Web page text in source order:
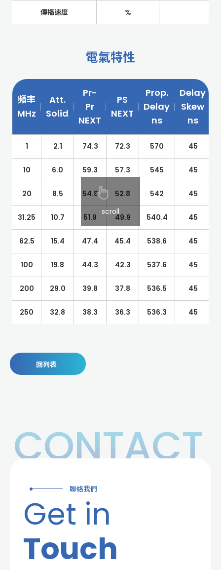
傳播速度 %
電氣特性
scroll
頻率
MHz
Att.
Solid
Pr-
Pr
NEXT
PS
NEXT
Prop.
Delay
ns
Delay
Skew
ns
1 2.1 74.3 72.3 570 45
10 6.0 59.3 57.3 545 45
20 8.5 54.8 52.8 542 45
31.25 10.7 51.9 49.9 540.4 45
62.5 15.4 47.4 45.4 538.6 45
100 19.8 44.3 42.3 537.6 45
200 29.0 39.8 37.8 536.5 45
250 32.8 38.3 36.3 536.3 45
回列表
CONTACT
聯絡我們
Get in
Touch